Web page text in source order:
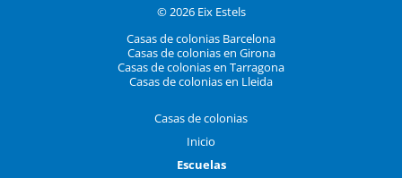
© 2026 Eix Estels
Casas de colonias Barcelona
Casas de colonias en Girona
Casas de colonias en Tarragona
Casas de colonias en Lleida
Casas de colonias
Inicio
Escuelas